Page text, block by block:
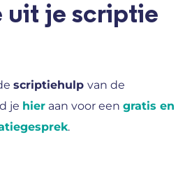
uit je scriptie
scriptiehulp van de
je hier aan voor een gratis en
.